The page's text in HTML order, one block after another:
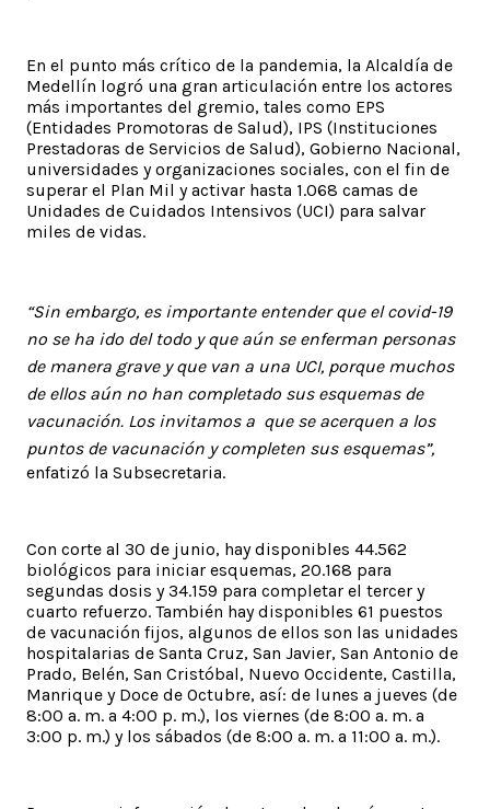
En el punto más crítico de la pandemia, la Alcaldía de
Medellín logró una gran articulación entre los actores
más importantes del gremio, tales como EPS
(Entidades Promotoras de Salud), IPS (Instituciones
Prestadoras de Servicios de Salud), Gobierno Nacional,
universidades y organizaciones sociales, con el fin de
superar el Plan Mil y activar hasta 1.068 camas de
Unidades de Cuidados Intensivos (UCI) para salvar
miles de vidas.
“Sin embargo, es importante entender que el covid-19
no se ha ido del todo y que aún se enferman personas
de manera grave y que van a una UCI, porque muchos
de ellos aún no han completado sus esquemas de
vacunación. Los invitamos a que se acerquen a los
puntos de vacunación y completen sus esquemas”,
enfatizó la Subsecretaria.
Con corte al 30 de junio, hay disponibles 44.562
biológicos para iniciar esquemas, 20.168 para
segundas dosis y 34.159 para completar el tercer y
cuarto refuerzo. También hay disponibles 61 puestos
de vacunación fijos, algunos de ellos son las unidades
hospitalarias de Santa Cruz, San Javier, San Antonio de
Prado, Belén, San Cristóbal, Nuevo Occidente, Castilla,
Manrique y Doce de Octubre, así: de lunes a jueves (de
8:00 a. m. a 4:00 p. m.), los viernes (de 8:00 a. m. a
3:00 p. m.) y los sábados (de 8:00 a. m. a 11:00 a. m.).